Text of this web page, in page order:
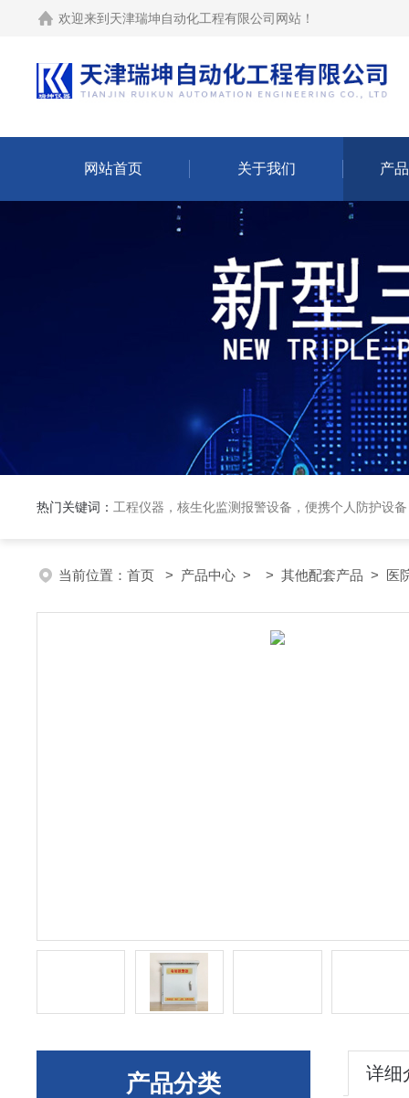
欢迎来到 天津瑞坤自动化工程有限公司网站 ！
网站首页 关于我们 产
热门关键词： 工程仪器，核生化监测报警设备，便携个人防护设
当前位置： 首页 > 产品中心 > > 其他配套产品 > 医
产品分类 详细